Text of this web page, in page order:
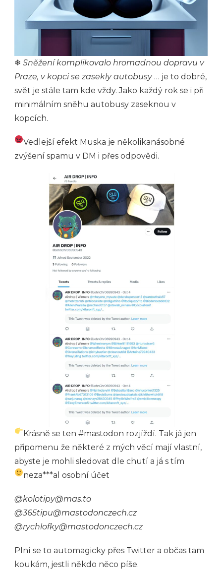
❄ Sněžení komplikovalo hromadnou dopravu v
Praze, v kopci se zasekly autobusy … je to dobré,
svět je stále tam kde vždy. Jako každý rok se i při
minimálním sněhu autobusy zaseknou v
kopcích.
Vedlejší efekt Muska je několikanásobné
zvýšení spamu v DM i přes odpovědi.
Krásně se ten #mastodon rozjíždí. Tak já jen
připomenu že některé z mých věcí mají vlastní,
abyste je mohli sledovat dle chutí a já s tím
neza***al osobní účet
@kolotipy@mas.to
@365tipu@mastodonczech.cz
@rychlofky@mastodonczech.cz
Plní se to automagicky přes Twitter a občas tam
koukám, jestli někdo něco píše.